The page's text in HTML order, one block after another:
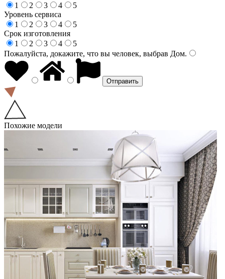
1
2 3 4
5
Уровень сервиса
1
2 3 4
5
Срок изготовления
1
2 3 4
5
Пожалуйста, докажите, что вы человек, выбрав Дом.
Похожие модели